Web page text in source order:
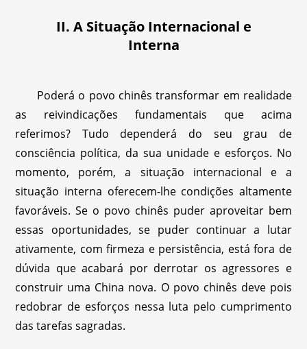
II. A Situação Internacional e
Interna
Poderá o povo chinês transformar em realidade
as reivindicações fundamentais que acima
referimos? Tudo dependerá do seu grau de
consciência política, da sua unidade e esforços. No
momento, porém, a situação internacional e a
situação interna oferecem-lhe condições altamente
favoráveis. Se o povo chinês puder aproveitar bem
essas oportunidades, se puder continuar a lutar
ativamente, com firmeza e persistência, está fora de
dúvida que acabará por derrotar os agressores e
construir uma China nova. O povo chinês deve pois
redobrar de esforços nessa luta pelo cumprimento
das tarefas sagradas.